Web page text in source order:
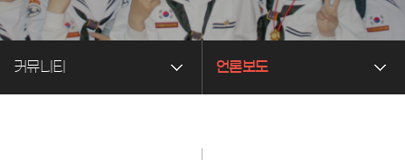
커뮤니티 언론보도